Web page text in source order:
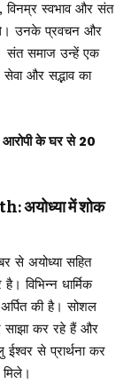
विनम्र स्वभाव और संत
थे। उनके प्रवचन और
संत समाज उन्हें एक
और सद्भाव का
आरोपी के घर से ₹20
में शोक
से अयोध्या सहित
विभिन्न धार्मिक
की है। सोशल
साझा कर रहे हैं और
से प्रार्थना कर